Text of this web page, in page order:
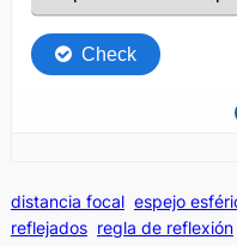
distancia focal espejo
reflejados regla de reflexión